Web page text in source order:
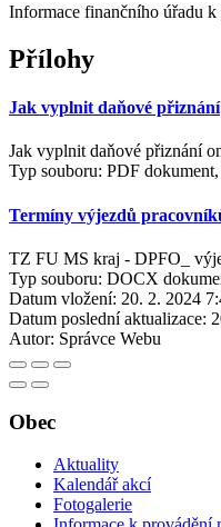
Informace finančního úřadu
Přílohy
Jak vyplnit daňové přiznání
Jak vyplnit daňové přiznání
Typ souboru: PDF
Termíny výjezdů
TZ FU MS kraj - DPFO_
Typ souboru: DOCX
Datum vložení: 20. 2. 2024
Datum poslední aktualizace:
Autor: Správce Webu
Obec
Aktuality
Kalendář akcí
Fotogalerie